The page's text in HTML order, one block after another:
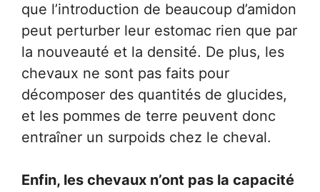
que l’introduction de beaucoup d’amidon
peut perturber leur estomac rien que par
la nouveauté et la densité. De plus, les
chevaux ne sont pas faits pour
décomposer des quantités de glucides,
et les pommes de terre peuvent donc
entraîner un surpoids chez le cheval.
Enfin, les chevaux n’ont pas la capacité